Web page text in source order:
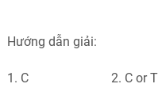
Hướng dẫn giải:
1. C 2. C